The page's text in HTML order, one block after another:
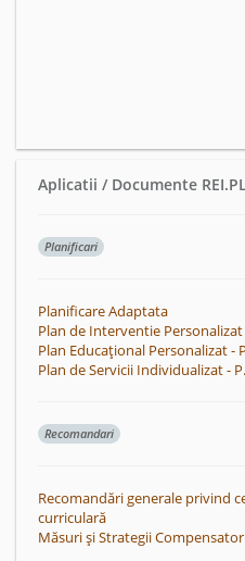
Aplicatii / Documente
Planificari
Planificare Adaptata
Plan de Interventie Personalizat
Plan Educațional Personalizat -
Plan de Servicii Individualizat -
Recomandari
Recomandări generale privind
curriculară
Măsuri și Strategii